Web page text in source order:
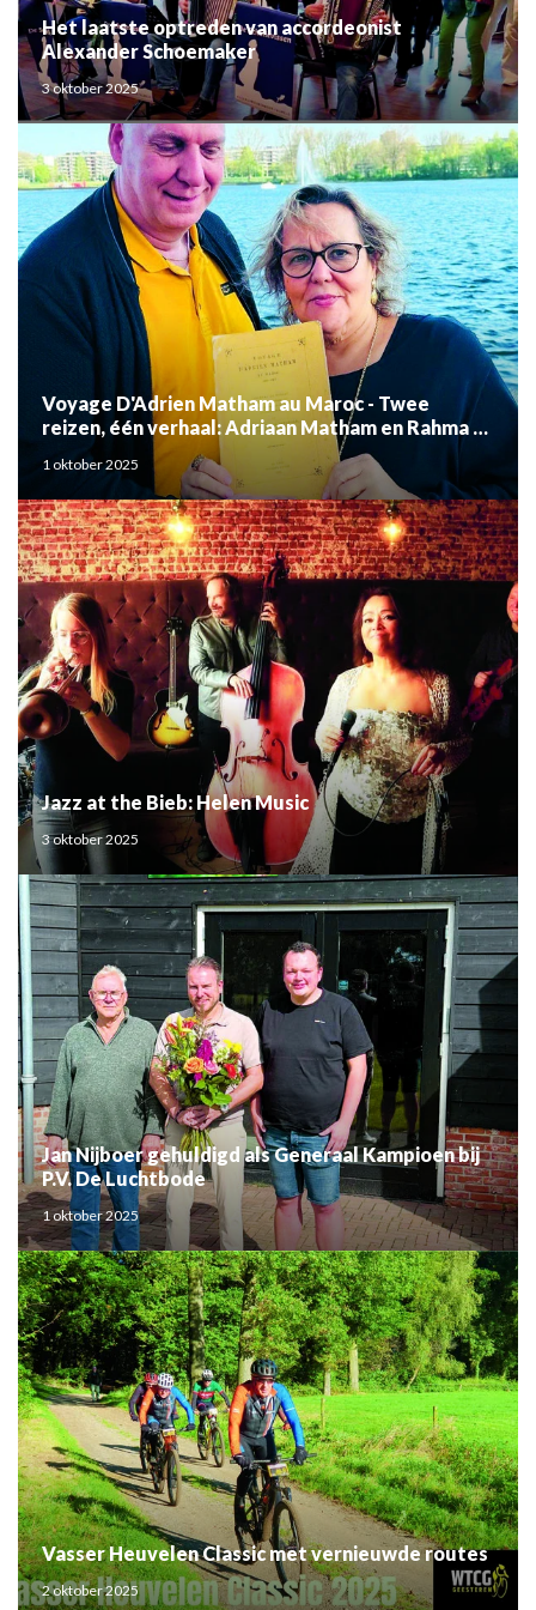
Het laatste optreden van accordeonist
Alexander Schoemaker
3 oktober 2025
Voyage D'Adrien Matham au Maroc - Twee
reizen, één verhaal: Adriaan Matham en Rahma el
Mouden
1 oktober 2025
Jazz at the Bieb: Helen Music
3 oktober 2025
Jan Nijboer gehuldigd als Generaal Kampioen bij
P.V. De Luchtbode
1 oktober 2025
Vasser Heuvelen Classic met vernieuwde routes
2 oktober 2025